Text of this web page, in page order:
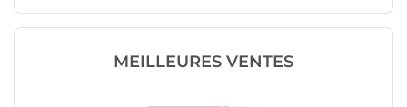
MEILLEURES VENTES